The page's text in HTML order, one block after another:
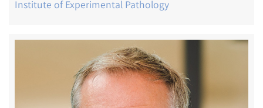
Institute of Experimental Pathology